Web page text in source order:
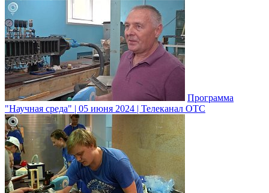
Программа
"Научная среда" | 05 июня 2024 | Телеканал ОТС